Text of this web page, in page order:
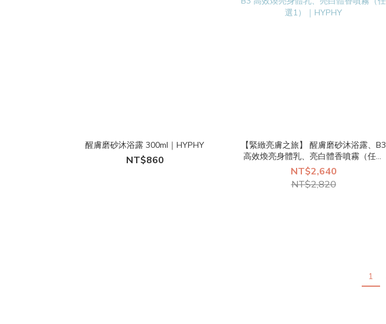
醒膚磨砂沐浴露 300ml｜HYPHY
NT$860
【緊緻亮膚之旅】 醒膚磨砂沐浴露、B3
高效煥亮身體乳、亮白體香噴霧（任選
1）｜HYPHY
NT$2,640
NT$2,820
1